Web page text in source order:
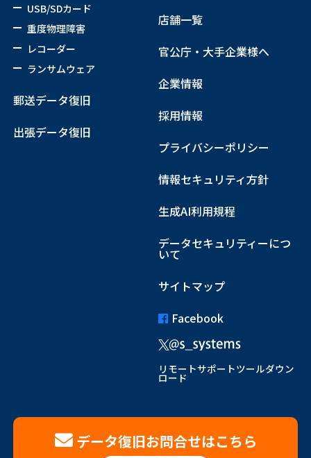
USB/SDカード
重度物理障害
レコーダー
ランサムウェア
郵送データ復旧
出張データ復旧
店舗一覧
官公庁・大手企業様へ
企業情報
採用情報
プライバシーポリシー
情報セキュリティ方針
生成AI利用規程
データセキュリティーにつ
いて
サイトマップ
Facebook
リモートサポートツールダウン
ロード
データ復旧お問合せはこちら